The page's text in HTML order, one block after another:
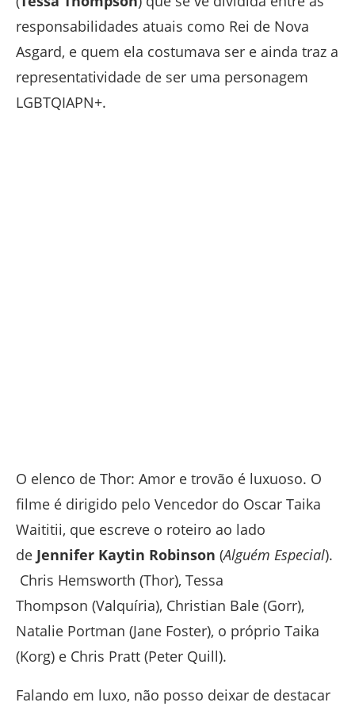
responsabilidades atuais como Rei de Nova
Asgard, e quem ela costumava ser e ainda traz a
representatividade de ser uma personagem
LGBTQIAPN+.
O elenco de Thor: Amor e trovão é luxuoso. O
filme é dirigido pelo Vencedor do Oscar Taika
Waititii, que escreve o roteiro ao lado
de Jennifer Kaytin Robinson (Alguém Especial).
Chris Hemsworth (Thor), Tessa
Thompson (Valquíria), Christian Bale (Gorr),
Natalie Portman (Jane Foster), o próprio Taika
(Korg) e Chris Pratt (Peter Quill).
Falando em luxo, não posso deixar de destacar